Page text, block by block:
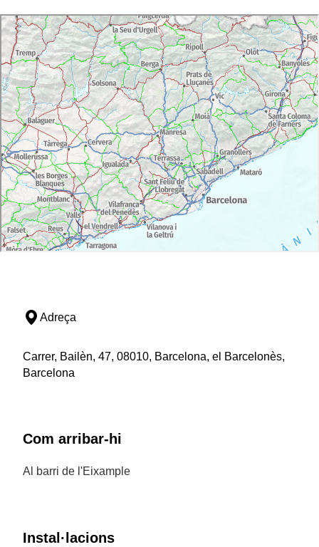
Adreça
Carrer, Bailèn, 47, 08010, Barcelona, el Barcelonès,
Barcelona
Com arribar-hi
Al barri de l'Eixample
Instal·lacions